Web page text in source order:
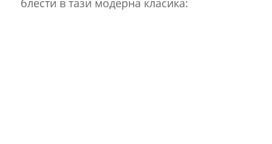
блести в тази модерна класика: